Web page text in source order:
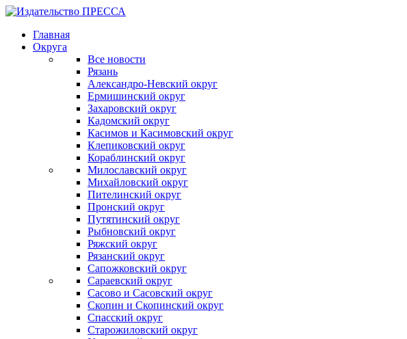
Главная
Округа
Все новости
Рязань
Александро-Невский округ
Ермишинский округ
Захаровский округ
Кадомский округ
Касимов и Касимовский округ
Клепиковский округ
Кораблинский округ
Милославский округ
Михайловский округ
Пителинский округ
Пронский округ
Путятинский округ
Рыбновский округ
Ряжский округ
Рязанский округ
Сапожковский округ
Сараевский округ
Сасово и Сасовский округ
Скопин и Скопинский округ
Спасский округ
Старожиловский округ